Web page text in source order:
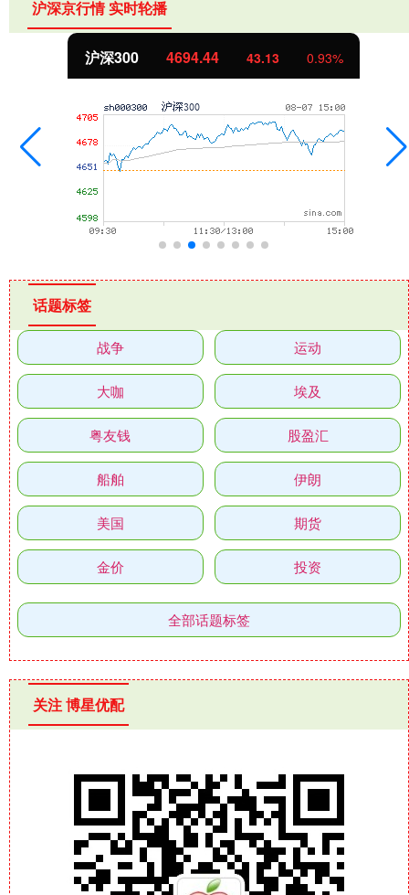
沪深京行情 实时轮播
沪深300 4694.44 43.13 0.93%
话题标签
战争 运动
大咖 埃及
粤友钱 股盈汇
船舶 伊朗
美国 期货
金价 投资
全部话题标签
关注 博星优配